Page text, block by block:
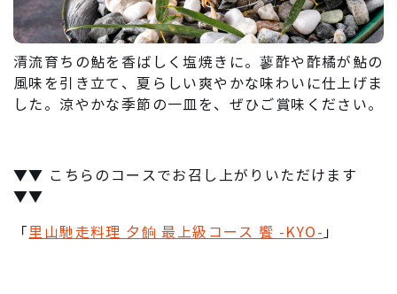
清流育ちの鮎を香ばしく塩焼きに。蓼酢や酢橘が鮎の
風味を引き立て、夏らしい爽やかな味わいに仕上げま
した。涼やかな季節の一皿を、ぜひご賞味ください。
▼▼ こちらのコースでお召し上がりいただけます
▼▼
「 里山馳走料理 夕餉 最上級コース 饗 -KYO-」